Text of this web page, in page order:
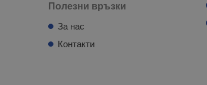
Полезни връзки
За нас
Контакти